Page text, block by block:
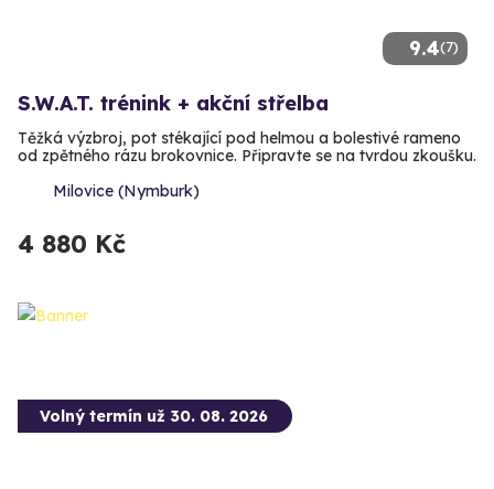
9.4(7)
S.W.A.T. trénink + akční střelba
Těžká výzbroj, pot stékající pod helmou a bolestivé rameno
od zpětného rázu brokovnice. Připravte se na tvrdou zkoušku.
Milovice (Nymburk)
4 880 Kč
Volný termín už 30. 08. 2026